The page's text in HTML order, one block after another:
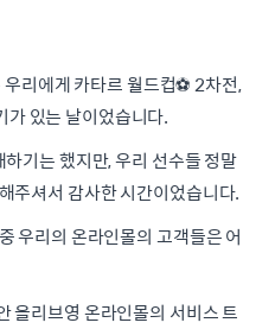
리에게 카타르 월드컵⚽️ 2차전,
있는 날이었습니다.
기는 했지만, 우리 선수들 정말
주셔서 감사한 시간이었습니다.
우리의 온라인몰의 고객들은 어
올리브영 온라인몰의 서비스 트